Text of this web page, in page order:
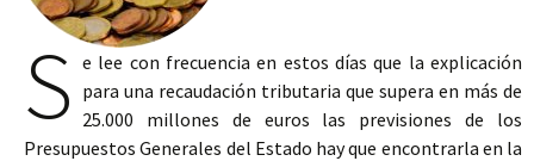
S e lee con frecuencia en estos días que la explicación
para una recaudación tributaria que supera en más de
25.000 millones de euros las previsiones de los
Presupuestos Generales del Estado hay que encontrarla en la